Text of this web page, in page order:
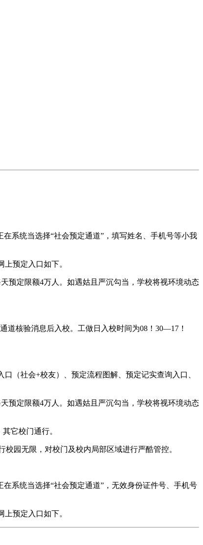
系统当选择“社会预定通道”，填写姓名、手机号等小我
预定入口如下。
定限额4万人。如遇姑且严沉勾当，学校将视环境动态
核验消息后入校。工做日入校时间为08！30—17！
（社会+校友）、预定流程图解、预定记实查询入口、
定限额4万人。如遇姑且严沉勾当，学校将视环境动态
它校门通行。
园无限，对校门及校内局部区域进行严酷管控。
系统当选择“社会预定通道”，无效身份证件号、手机号
预定入口如下。